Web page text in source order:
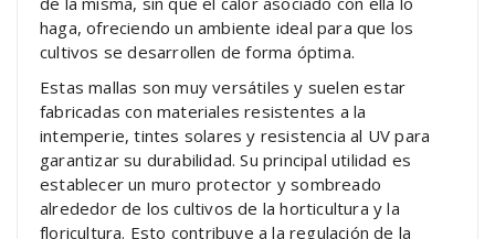
haga, ofreciendo un ambiente ideal para que los
cultivos se desarrollen de forma óptima.
Estas mallas son muy versátiles y suelen estar
fabricadas con materiales resistentes a la
intemperie, tintes solares y resistencia al UV para
garantizar su durabilidad. Su principal utilidad es
establecer un muro protector y sombreado
alrededor de los cultivos de la horticultura y la
floricultura. Esto contribuye a la regulación de la